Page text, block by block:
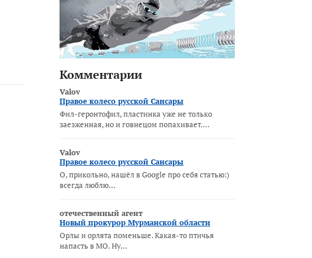
Комментарии
Valov
Правое колесо русской Сансары
Фил-геронтофил, пластинка уже не только
заезженная, но и говнецом попахивает.…
Valov
Правое колесо русской Сансары
О, прикольно, нашёл в Google про себя статью:)
всегда люблю…
отечественный агент
Новый прокурор Мурманской области
Орлы и орлята поменьше. Какая-то птичья
напасть в МО. Ну…